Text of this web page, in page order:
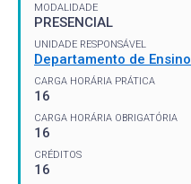
MODALIDADE
PRESENCIAL
UNIDADE RESPONSÁVEL
Departamento de Ensino
CARGA HORÁRIA PRÁTICA
16
CARGA HORÁRIA OBRIGATÓRIA
16
CRÉDITOS
16